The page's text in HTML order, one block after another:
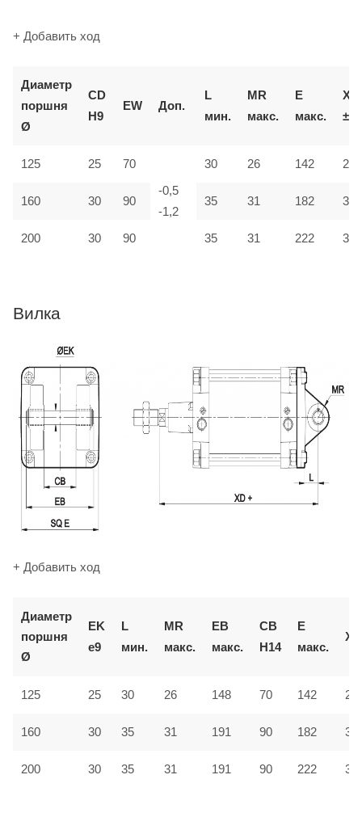
+ Добавить ход
Диаметр
поршня
Ø
CD
H9
EW Доп.
L
мин.
MR
макс.
E
макс.
XD
±2
125 25 70
-0,5
-1,2
30 26 142 275
160 30 90 35 31 182 315
200 30 90 35 31 222 335
Вилка
+ Добавить ход
Диаметр
поршня
Ø
EK
e9
L
мин.
MR
макс.
EB
макс.
CB
H14
E
макс.
125 25 30 26 148 70 142
160 30 35 31 191 90 182
200 30 35 31 191 90 222